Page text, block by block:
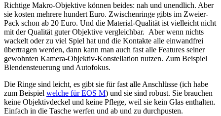
Richtige Makro-Objektive können beides: nah und unendlich. Aber
sie kosten mehrere hundert Euro. Zwischenringe gibts im Zweier-
Pack schon ab 20 Euro. Und die Material-Qualität ist vielleicht nicht
mit der Qualität guter Objektive vergleichbar. Aber wenn nichts
wackelt oder zu viel Spiel hat und die Kontakte alle einwandfrei
übertragen werden, dann kann man auch fast alle Features seiner
gewohnten Kamera-Objektiv-Konstellation nutzen. Zum Beispiel
Blendensteuerung und Autofokus.
Die Ringe sind leicht, es gibt sie für fast alle Anschlüsse (ich habe
zum Beispiel welche für EOS M) und sie sind robust. Sie brauchen
keine Objektivdeckel und keine Pflege, weil sie kein Glas enthalten.
Einfach in die Tasche werfen und ab und zu durchpusten.